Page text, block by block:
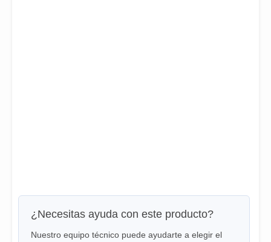
¿Necesitas ayuda con este producto?
Nuestro equipo técnico puede ayudarte a elegir el